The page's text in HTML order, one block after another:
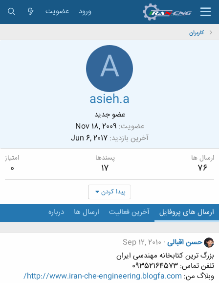
ورود عضویت
کاربران
A
asieh.a
عضو جدید
عضویت Nov 18, 2009
آخرین بازدید Jun 6, 2017
ارسال ها
76
پسندها
17
امتیاز
0
پیدا کردن
ارسال های پروفایل آخرین فعالیت ارسال ها درباره
حسن اقبالی Sep 12, 2010
بزرگ ترین کتابخانه مهندسی ایران
تلفن تماس: 09352164573
وبلاگ من: http://www.iran-che-engineering.blogfa.com/